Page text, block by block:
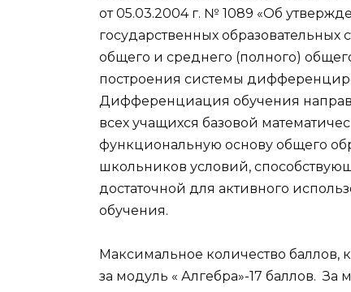
от 05.03.2004 г. № 1089 «Об
государственных образовательных
общего и среднего (полного)
построения системы
Дифференциация обучения
всех учащихся базовой
функциональную основу общего
школьников условий,
достаточной для активного
обучения.
Максимальное количество баллов,
за модуль « Алгебра»-17 баллов. За